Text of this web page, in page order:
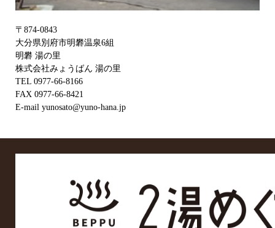
〒874-0843
大分県別府市明礬温泉6組
明礬 湯の里
株式会社みょうばん 湯の里
TEL 0977-66-8166
FAX 0977-66-8421
E-mail yunosato@yuno-hana.jp